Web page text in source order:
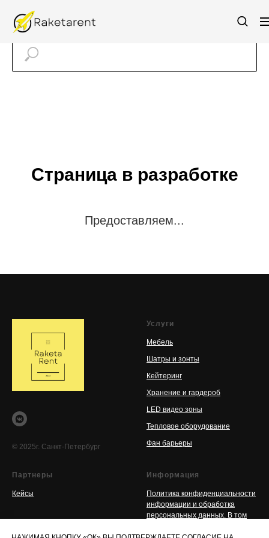
Страница в разработке
Предоставляем...
© 2025г. Санкт-Петербург
Услуги
Мебель
Шатры и зонты
Кейтеринг
Хранение и гардероб
LED видео зоны
Тепловое оборудование
Фан барьеры
Партнеры
Кейсы
Информация
Политика конфиденциальности
информации и обработка
персональных данных. В том